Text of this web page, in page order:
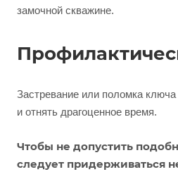
замочной скважине.
Застревание или поломка
и отнять драгоценное время.
Чтобы не допустить
следует придерживаться